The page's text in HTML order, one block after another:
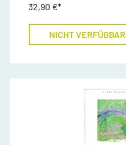
32,90 €*
NICHT VERFÜGBAR